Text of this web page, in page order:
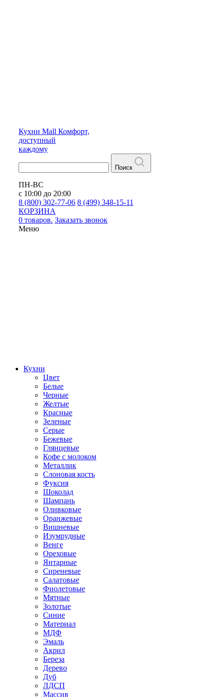
Кухни Mall Комфорт,
доступный
каждому
Поиск
ПН-ВС
с 10:00 до 20:00
8 (800) 302-77-06 8 (499) 348-15-11
КОРЗИНА
0 товаров. Заказать звонок
Меню
Кухни
Цвет
Белые
Черные
Желтые
Красные
Зеленые
Серые
Бежевые
Глянцевые
Кофе с молоком
Металлик
Слоновая кость
Фуксия
Шоколад
Шампань
Оливковые
Оранжевые
Вишневые
Изумрудные
Венге
Ореховые
Янтарные
Сиреневые
Салатовые
Фиолетовые
Мятные
Золотые
Синие
Материал
МДФ
Эмаль
Акрил
Береза
Дерево
Дуб
ЛДСП
Массив